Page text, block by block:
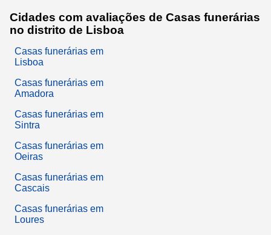
Cidades com avaliações de Casas funerárias
no distrito de Lisboa
Casas funerárias em
Lisboa
Casas funerárias em
Amadora
Casas funerárias em
Sintra
Casas funerárias em
Oeiras
Casas funerárias em
Cascais
Casas funerárias em
Loures